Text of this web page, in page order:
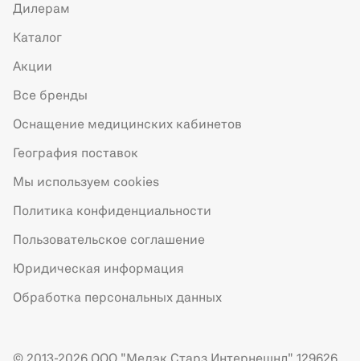
Дилерам
Каталог
Акции
Все бренды
Оснащение медицинских кабинетов
География поставок
Мы используем cookies
Политика конфиденциальности
Пользовательское соглашение
Юридическая информация
Обработка персональных данных